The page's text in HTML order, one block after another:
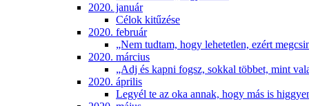
2020. január
Célok kitűzése
2020. február
„Nem tudtam, hogy lehetetlen, ezért
2020. március
„Adj és kapni fogsz, sokkal többet, mint
2020. április
Legyél te az oka annak, hogy más is